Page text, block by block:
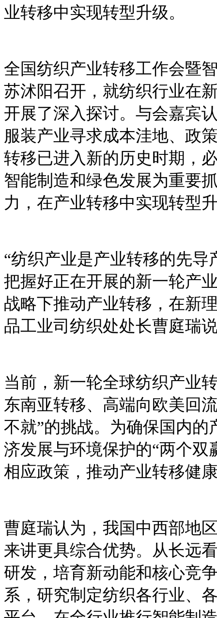
业转移中实现转型升级。
全国纺织产业转移工作会暨
苏沭阳召开，就纺织行业在
开展了深入探讨。与会嘉宾
服装产业寻求成本洼地、政
转移已进入新的历史时期，
智能制造和绿色发展为重要
力，在产业转移中实现转型
“纺织产业是产业转移的先
把握好正在开展的新一轮产
战略下推动产业转移，在新
品工业司纺织处处长曹庭瑞
当前，新一轮全球纺织产业
东南亚转移、高端向欧美回
不就”的挑战。为确保国内
济发展与环境保护的“两个
相应政策，推动产业转移健
曹庭瑞认为，我国中西部地
来讲更具综合优势。从长远
研发，培育新动能和核心竞
系，研究制定纺织各行业、